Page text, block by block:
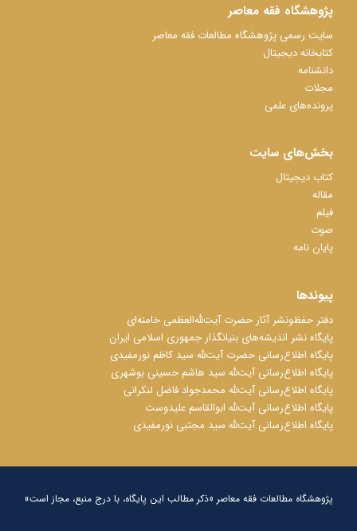
پژوهشگاه فقه معاصر
سایت رسمی پژوهشگاه مطالعات فقه معاصر
کتابخانه دیجیتال
دانشنامه
مجلات
پرونده‌های علمی
بخش‌های سایت
کتاب دیجیتال
مقاله
فیلم
صوت
پایان نامه
پیوندها
دفتر حفظ‌‌‌ونشر آثار حضرت آیت‌ﷲ‌العظمی خامنه‌ای
پایگاه نشر اندیشه‌های بنیانگذار جمهوری اسلامی ایران
پایگاه اطلاع‌رسانی حضرت آیت‌ﷲ سید کاظم نورمفیدی
پایگاه اطلاع‌رسانی آیت‌ﷲ سید هاشم حسینی بوشهری
پایگاه اطلاع‌رسانی آیت‌ﷲ محمدجواد فاضل لنکرانی
پایگاه اطلاع‌رسانی آیت‌ﷲ ابوالقاسم علیدوست
پایگاه اطلاع‌رسانی آیت‌ﷲ سید مجتبی نورمفیدی
پژوهشگاه مطالعات فقه معاصر «ذکر مطالب این پایگاه، با درج منبع، مجاز است»